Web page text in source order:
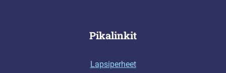
Pikalinkit
Lapsiperheet